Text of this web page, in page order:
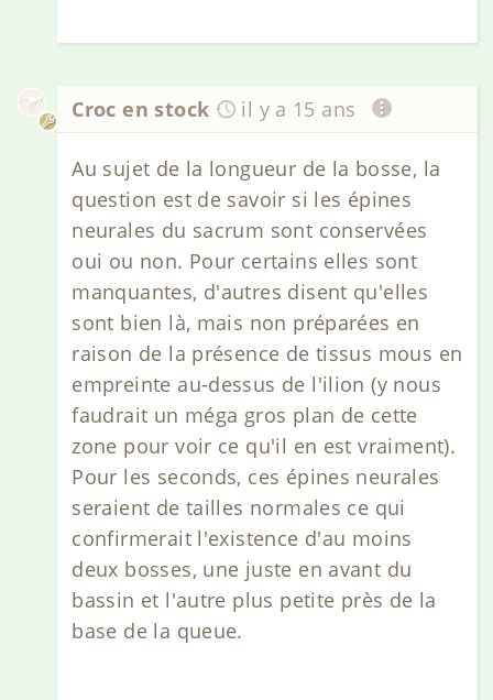
Croc en stock il y a 15 ans
Au sujet de la longueur de la bosse, la
question est de savoir si les épines
neurales du sacrum sont conservées
oui ou non. Pour certains elles sont
manquantes, d'autres disent qu'elles
sont bien là, mais non préparées en
raison de la présence de tissus mous en
empreinte au-dessus de l'ilion (y nous
faudrait un méga gros plan de cette
zone pour voir ce qu'il en est vraiment).
Pour les seconds, ces épines neurales
seraient de tailles normales ce qui
confirmerait l'existence d'au moins
deux bosses, une juste en avant du
bassin et l'autre plus petite près de la
base de la queue.